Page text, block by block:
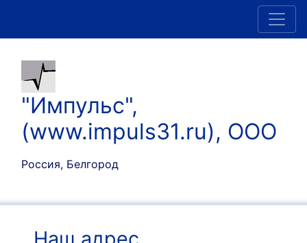
"Импульс",
(www.impuls31.ru), ООО
Россия, Белгород